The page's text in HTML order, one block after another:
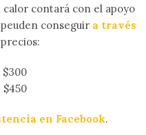
contará con el apoyo
conseguir a través
$300
$450
en Facebook.